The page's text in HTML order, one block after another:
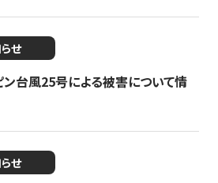
せ
ン台風25号による被害について情
せ